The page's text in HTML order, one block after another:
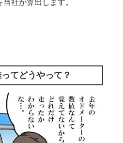
社が算出します。
てどうやって？